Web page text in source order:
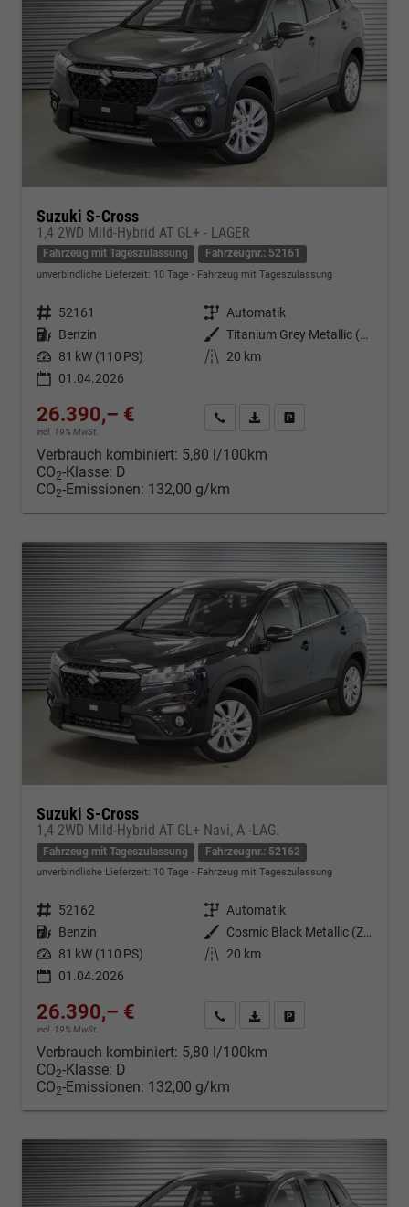
Suzuki S-Cross
1,4 2WD Mild-Hybrid AT GL+ - LAGER
Fahrzeug mit Tageszulassung Fahrzeugnr.: 52161
unverbindliche Lieferzeit: 10 Tage Fahrzeug mit Tageszulassung
Fahrzeugnr. 52161 Getriebe Automatik
Kraftstoff Benzin Außenfarbe
Titanium Grey Metallic (ZZZ)
Leistung 81 kW (110 PS) Kilometerstand
20 km
01.04.2026
26.390,– €
incl. 19% MwSt.
Kontakt & Angebot anfordern
PDF-Datei, Fahrzeugexposé
Verbrauch kombiniert: 5,80 l/100km
CO2-Klasse: D
CO2-Emissionen: 132,00 g/km
Suzuki S-Cross
1,4 2WD Mild-Hybrid AT GL+ Navi, A -LAG.
Fahrzeug mit Tageszulassung Fahrzeugnr.: 52162
unverbindliche Lieferzeit: 10 Tage Fahrzeug mit Tageszulassung
Fahrzeugnr. 52162 Getriebe Automatik
Kraftstoff Benzin Außenfarbe
Cosmic Black Metallic (ZCE)
Leistung 81 kW (110 PS) Kilometerstand
20 km
01.04.2026
26.390,– €
incl. 19% MwSt.
Kontakt & Angebot anfordern
PDF-Datei, Fahrzeugexposé
Verbrauch kombiniert: 5,80 l/100km
CO2-Klasse: D
CO2-Emissionen: 132,00 g/km